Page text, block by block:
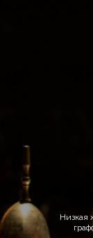
Низкая